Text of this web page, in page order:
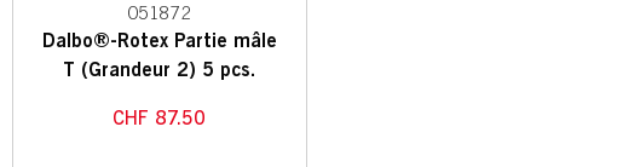
051872
Dalbo®-Rotex Partie mâle
T (Grandeur 2) 5 pcs.
CHF 87.50